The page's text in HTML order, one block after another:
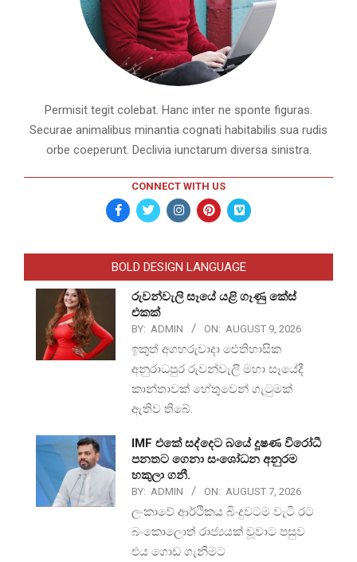
Permisit tegit colebat. Hanc inter ne sponte figuras.
Securae animalibus minantia cognati habitabilis sua rudis
orbe coeperunt. Declivia iunctarum diversa sinistra.
CONNECT WITH US
BOLD DESIGN LANGUAGE
රුවන්වැලි සෑයේ යළි ගෑණු කේස්
එකක්
BY: ADMIN ON: AUGUST 9, 2026
ඉකුත් අගහරුවාදා ඓතිහාසික
අනුරාධපුර රුවන්වැලි මහා සෑයේදී
කාන්තාවක් හේතුවෙන් ගැටුමක්
ඇතිව තිබේ.
IMF එකේ සද්දෙට බයේ දූෂණ විරෝධී
පනතට ගෙනා සංශෝධන අනුරම
හකුලා ගනී.
BY: ADMIN ON: AUGUST 7, 2026
ලංකාවේ ආර්ථිකය බිංදුවටම වැටී රට
බංකොලොත් රාජ්‍යයක් වූවාට පසුව
එය ගොඩ ගැනීමට